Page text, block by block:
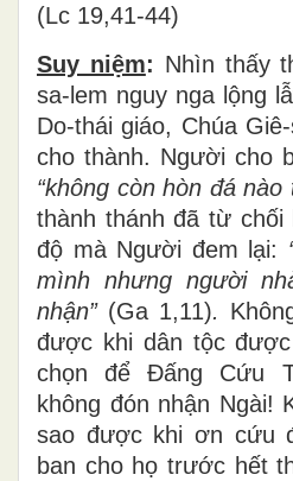
(Lc 19,41-44)
Suy niệm: Nhìn thấy
sa-lem nguy nga lộng
Do-thái giáo, Chúa
cho thành. Người cho
“không còn hòn đánào
thành thánh đã từ
độ mà Người đem lại:
mình nhưng người nh
nhận” (Ga 1,11).
được khi dân tộc
chọn để Đấng Cứu
không đón nhận Ngài!
sao được khi ơn cứu
ban cho họ trước hết